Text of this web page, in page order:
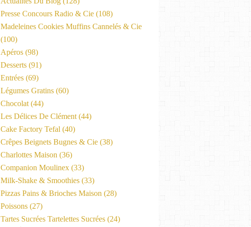
Presse Concours Radio & Cie (108)
Madeleines Cookies Muffins Cannelés & Cie
(100)
Apéros (98)
Desserts (91)
Entrées (69)
Légumes Gratins (60)
Chocolat (44)
Les Délices De Clément (44)
Cake Factory Tefal (40)
Crêpes Beignets Bugnes & Cie (38)
Charlottes Maison (36)
Companion Moulinex (33)
Milk-Shake & Smoothies (33)
Pizzas Pains & Brioches Maison (28)
Poissons (27)
Tartes Sucrées Tartelettes Sucrées (24)